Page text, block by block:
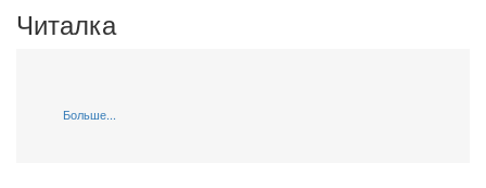
Читалка
Больше...